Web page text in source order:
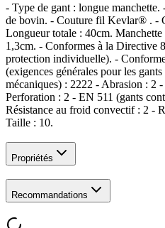
- Type de gant : longue
de bovin. - Couture fil Kevlar® . -
Longueur totale : 40cm.
1,3cm. - Conformes à la Directive
protection individuelle). -
(exigences générales pour les
mécaniques) : 2222 - Abrasion : 2
Perforation : 2 - EN 511 (gants
Résistance au froid convectif : 2 -
Taille : 10.
Propriétés
Recommandations